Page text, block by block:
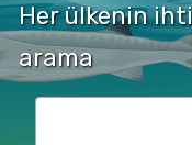
Her ülkenin
arama